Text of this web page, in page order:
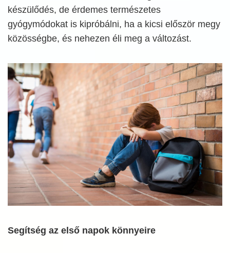
készülődés, de érdemes természetes
gyógymódokat is kipróbálni, ha a kicsi először megy
közösségbe, és nehezen éli meg a változást.
Segítség az első napok könnyeire